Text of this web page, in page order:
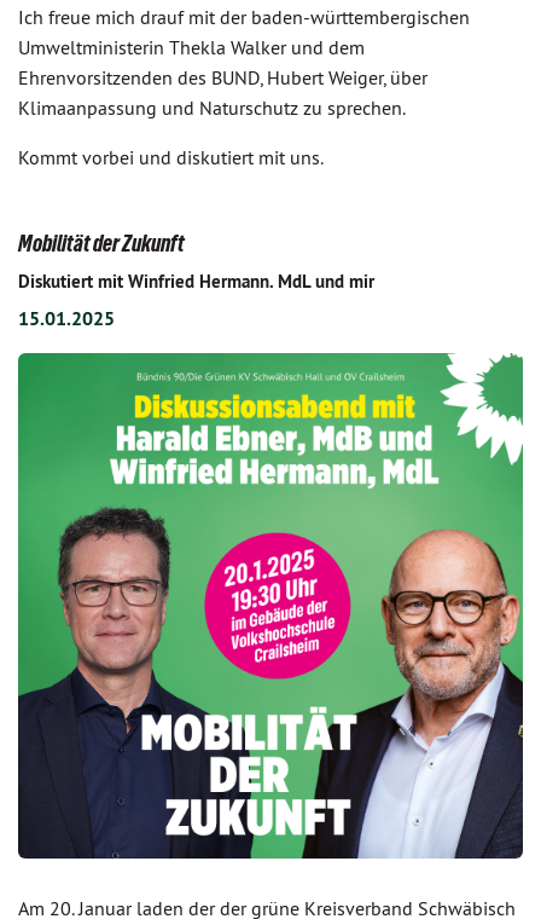
Ich freue mich drauf mit der baden-württembergischen
Umweltministerin Thekla Walker und dem
Ehrenvorsitzenden des BUND, Hubert Weiger, über
Klimaanpassung und Naturschutz zu sprechen.
Kommt vorbei und diskutiert mit uns.
Mobilität der Zukunft
Diskutiert mit Winfried Hermann. MdL und mir
15.01.2025
Am 20. Januar laden der der grüne Kreisverband Schwäbisch